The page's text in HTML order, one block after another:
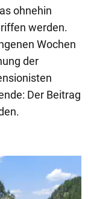
ohnehin
werden.
Wochen
der
Der Beitrag